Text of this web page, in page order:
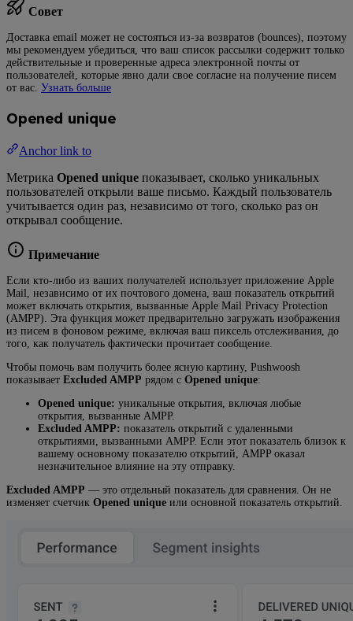
Совет
Доставка email может не состояться из-за возвратов (bounces), поэтому
мы рекомендуем убедиться, что ваш список рассылки содержит только
действительные и проверенные адреса электронной почты от
пользователей, которые явно дали свое согласие на получение писем
от вас. Узнать больше
Opened unique
Anchor link to
Метрика Opened unique показывает, сколько уникальных
пользователей открыли ваше письмо. Каждый пользователь
учитывается один раз, независимо от того, сколько раз он
открывал сообщение.
Примечание
Если кто-либо из ваших получателей использует приложение Apple
Mail, независимо от их почтового домена, ваш показатель открытий
может включать открытия, вызванные Apple Mail Privacy Protection
(AMPP). Эта функция может предварительно загружать изображения
из писем в фоновом режиме, включая ваш пиксель отслеживания, до
того, как получатель фактически прочитает сообщение.
Чтобы помочь вам получить более ясную картину, Pushwoosh
показывает Excluded AMPP рядом с Opened unique:
Opened unique: уникальные открытия, включая любые
открытия, вызванные AMPP.
Excluded AMPP: показатель открытий с удаленными
открытиями, вызванными AMPP. Если этот показатель близок к
вашему основному показателю открытий, AMPP оказал
незначительное влияние на эту отправку.
Excluded AMPP — это отдельный показатель для сравнения. Он не
изменяет счетчик Opened unique или основной показатель открытий.